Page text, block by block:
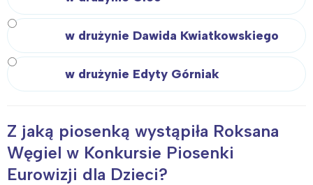
w drużynie Dawida Kwiatkowskiego
w drużynie Edyty Górniak
Z jaką piosenką wystąpiła Roksana
Węgiel w Konkursie Piosenki
Eurowizji dla Dzieci?